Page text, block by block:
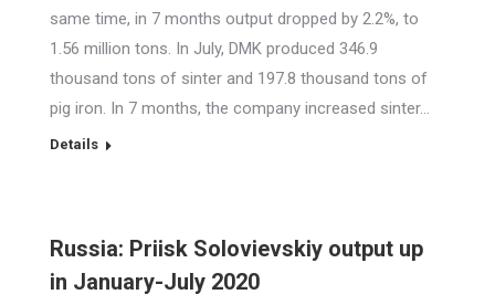
same time, in 7 months output dropped by 2.2%, to
1.56 million tons. In July, DMK produced 346.9
thousand tons of sinter and 197.8 thousand tons of
pig iron. In 7 months, the company increased sinter…
Details
Russia: Priisk Solovievskiy output up
in January-July 2020